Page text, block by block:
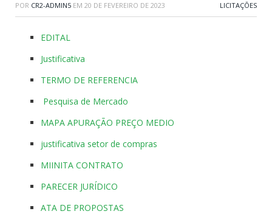
POR CR2-ADMIN5 EM 20 DE FEVEREIRO DE 2023 LICITAÇÕES
EDITAL
Justificativa
TERMO DE REFERENCIA
Pesquisa de Mercado
MAPA APURAÇÃO PREÇO MEDIO
justificativa setor de compras
MIINITA CONTRATO
PARECER JURÍDICO
ATA DE PROPOSTAS